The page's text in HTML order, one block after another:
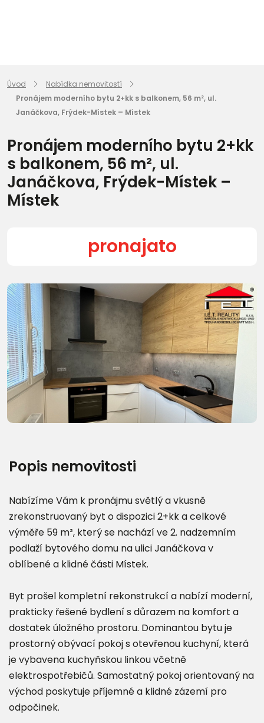
Úvod
Nabídka nemovitostí
Pronájem moderního bytu 2+kk s balkonem, 56 m², ul.
Janáčkova, Frýdek-Místek – Místek
Pronájem moderního bytu 2+kk
s balkonem, 56 m², ul.
Janáčkova, Frýdek-Místek –
Místek
pronajato
Další fotografie (22)
Popis nemovitosti
Nabízíme Vám k pronájmu světlý a vkusně
zrekonstruovaný byt o dispozici 2+kk a celkové
výměře 59 m², který se nachází ve 2. nadzemním
podlaží bytového domu na ulici Janáčkova v
oblíbené a klidné části Místek.
Byt prošel kompletní rekonstrukcí a nabízí moderní,
prakticky řešené bydlení s důrazem na komfort a
dostatek úložného prostoru. Dominantou bytu je
prostorný obývací pokoj s otevřenou kuchyní, která
je vybavena kuchyňskou linkou včetně
elektrospotřebičů. Samostatný pokoj orientovaný na
východ poskytuje příjemné a klidné zázemí pro
odpočinek.